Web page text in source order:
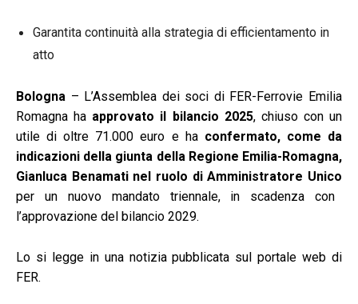
Garantita continuità alla strategia di efficientamento in
atto
Bologna – L’Assemblea dei soci di FER-Ferrovie Emilia
Romagna ha approvato il bilancio 2025, chiuso con un
utile di oltre 71.000 euro e ha confermato, come da
indicazioni della giunta della Regione Emilia-Romagna,
Gianluca Benamati nel ruolo di Amministratore Unico
per un nuovo mandato triennale, in scadenza con
l’approvazione del bilancio 2029.
Lo si legge in una notizia pubblicata sul portale web di
FER.